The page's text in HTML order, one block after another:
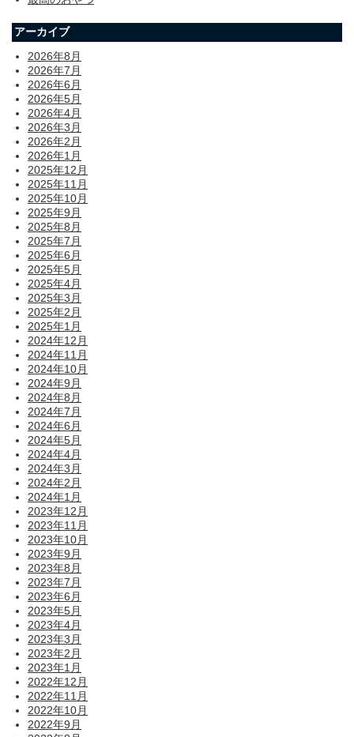
アーカイブ
2026年8月
2026年7月
2026年6月
2026年5月
2026年4月
2026年3月
2026年2月
2026年1月
2025年12月
2025年11月
2025年10月
2025年9月
2025年8月
2025年7月
2025年6月
2025年5月
2025年4月
2025年3月
2025年2月
2025年1月
2024年12月
2024年11月
2024年10月
2024年9月
2024年8月
2024年7月
2024年6月
2024年5月
2024年4月
2024年3月
2024年2月
2024年1月
2023年12月
2023年11月
2023年10月
2023年9月
2023年8月
2023年7月
2023年6月
2023年5月
2023年4月
2023年3月
2023年2月
2023年1月
2022年12月
2022年11月
2022年10月
2022年9月